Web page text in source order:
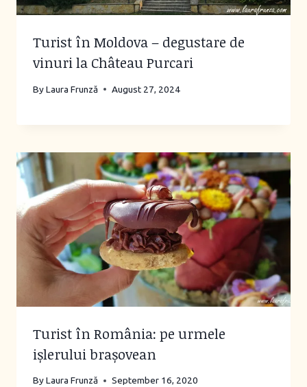
Turist în Moldova – degustare de
vinuri la Château Purcari
ByLaura Frunză August 27, 2024
Turist în România: pe urmele
ișlerului brașovean
ByLaura Frunză September 16, 2020